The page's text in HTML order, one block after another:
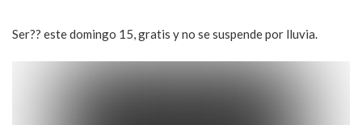
Ser?? este domingo 15, gratis y no se suspende por lluvia.